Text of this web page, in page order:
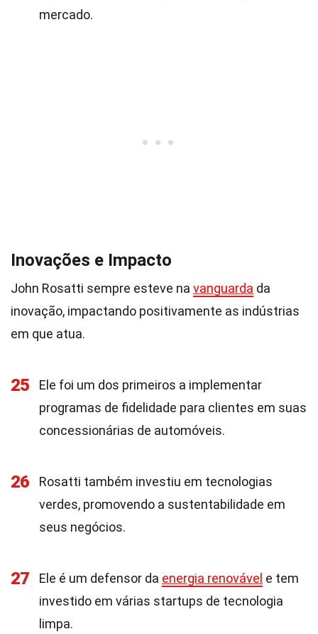
mercado.
Inovações e Impacto
John Rosatti sempre esteve na vanguarda da
inovação, impactando positivamente as indústrias
em que atua.
25
Ele foi um dos primeiros a implementar
programas de fidelidade para clientes em suas
concessionárias de automóveis.
26
Rosatti também investiu em tecnologias
verdes, promovendo a sustentabilidade em
seus negócios.
27 Ele é um defensor da energia renovável e tem
investido em várias startups de tecnologia
limpa.